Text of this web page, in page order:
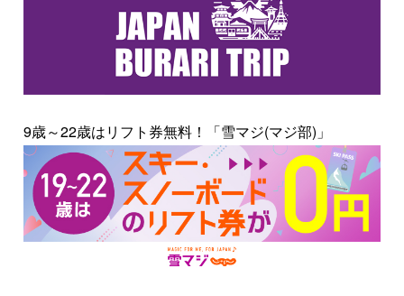
9歳～22歳はリフト券無料！「雪マジ(マジ部)」